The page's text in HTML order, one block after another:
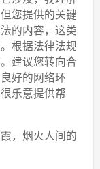
您提供的关键
的内容，这类
根据法律法规
建议您转向合
好的网络环
乐意提供帮
，烟火人间的